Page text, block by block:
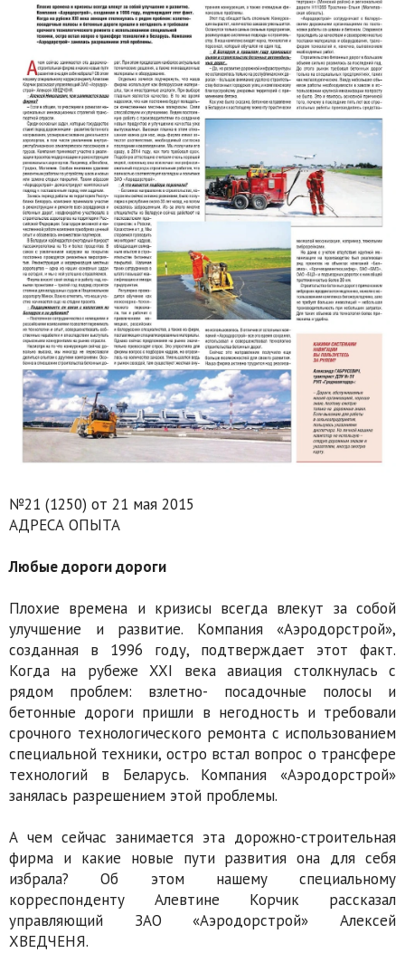
№21 (1250) от 21 мая 2015
АДРЕСА ОПЫТА
Любые дороги дороги
Плохие времена и кризисы всегда влекут за собой
улучшение и развитие. Компания «Аэродорстрой»,
созданная в 1996 году, подтверждает этот факт.
Когда на рубеже XXI века авиация столкнулась с
рядом проблем: взлетно- посадочные полосы и
бетонные дороги пришли в негодность и требовали
срочного технологического ремонта с использованием
специальной техники, остро встал вопрос о трансфере
технологий в Беларусь. Компания «Аэродорстрой»
занялась разрешением этой проблемы.
А чем сейчас занимается эта дорожно-строительная
фирма и какие новые пути развития она для себя
избрала? Об этом нашему специальному
корреспонденту Алевтине Корчик рассказал
управляющий ЗАО «Аэродорстрой» Алексей
ХВЕДЧЕНЯ.